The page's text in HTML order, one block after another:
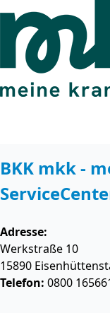
BKK mkk -
Adresse:
Werkstraße 10
15890
Telefon: 0800